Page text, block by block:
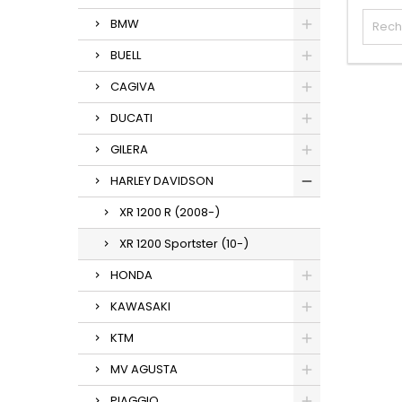
BMW
BUELL
CAGIVA
DUCATI
GILERA
HARLEY DAVIDSON
XR 1200 R (2008-)
XR 1200 Sportster (10-)
HONDA
KAWASAKI
KTM
MV AGUSTA